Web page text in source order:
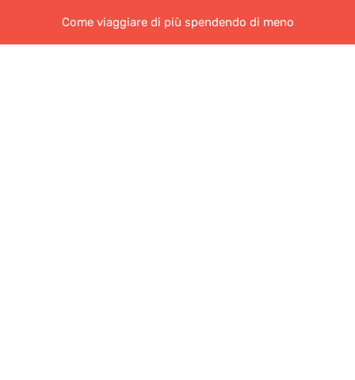
Come viaggiare di più spendendo di meno